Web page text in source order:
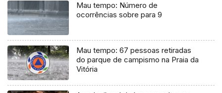
Mau tempo: Número de
ocorrências sobre para 9
Mau tempo: 67 pessoas retiradas
do parque de campismo na Praia da
Vitória